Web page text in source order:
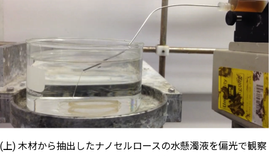
(上) 木材から抽出したナノセルロースの水懸濁液を偏光で観察